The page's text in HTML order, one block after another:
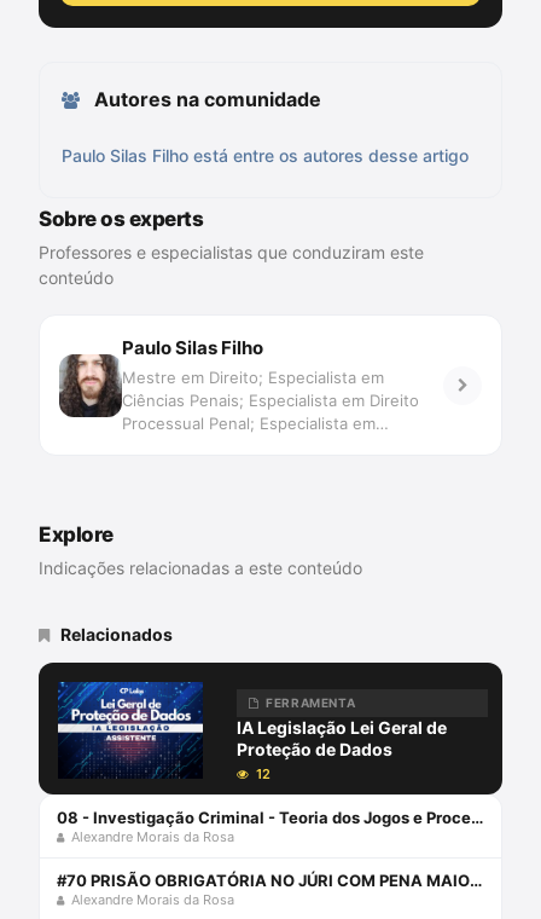
Autores na comunidade
Paulo Silas Filho está entre os autores desse artigo
Sobre os experts
Professores e especialistas que conduziram este
conteúdo
Paulo Silas Filho
Mestre em Direito; Especialista em
Ciências Penais; Especialista em Direito
Processual Penal; Especialista em
de Prerrogativas da OAB/PR; Membro da
Advocacia Criminal da OAB/PR; Membro da
Explore
Indicações relacionadas a este conteúdo
Relacionados
FERRAMENTA
IA Legislação Lei Geral de
Proteção de Dados
12
08 - Investigação Criminal - Teoria dos Jogos e Processo Penal
Alexandre Morais da Rosa
#70 PRISÃO OBRIGATÓRIA NO JÚRI COM PENA MAIOR DE 15 ANOS
Alexandre Morais da Rosa